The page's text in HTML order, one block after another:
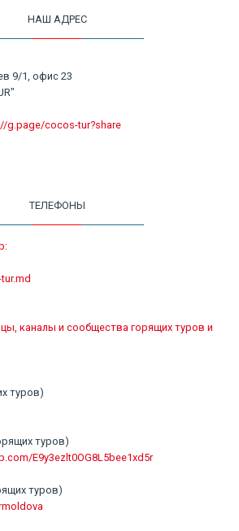
НАШ АДРЕС
9/1, офис 23
g.page/cocos-tur?share
ТЕЛЕФОНЫ
каналы и сообщества горящих туров и
туров)
туров)
E9y3ezlt0OG8L5bee1xd5r
туров)